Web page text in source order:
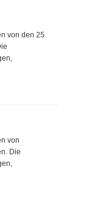
von den 25
von
Die